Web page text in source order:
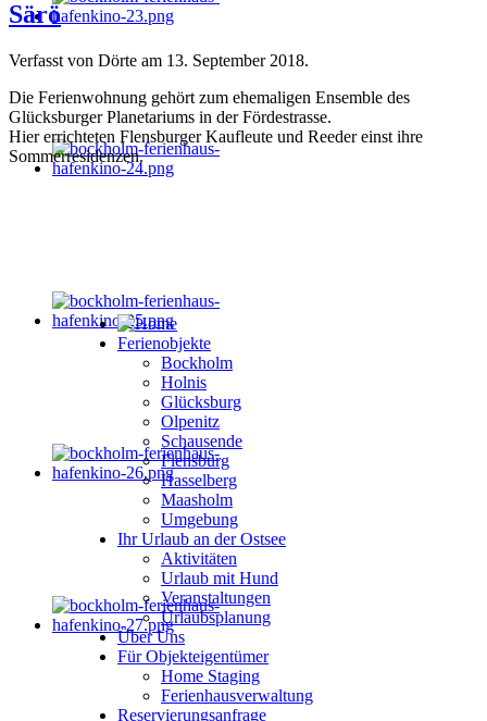
Särö
Verfasst von Dörte am 13. September 2018.
Die Ferienwohnung gehört zum ehemaligen Ensemble des
Glücksburger Planetariums in der Fördestrasse.
Hier errichteten Flensburger Kaufleute und Reeder einst ihre
Sommerresidenzen.
Ferienobjekte
Bockholm
Holnis
Glücksburg
Olpenitz
Schausende
Flensburg
Hasselberg
Maasholm
Umgebung
Ihr Urlaub an der Ostsee
Aktivitäten
Urlaub mit Hund
Veranstaltungen
Urlaubsplanung
Über Uns
Für Objekteigentümer
Home Staging
Ferienhausverwaltung
Reservierungsanfrage